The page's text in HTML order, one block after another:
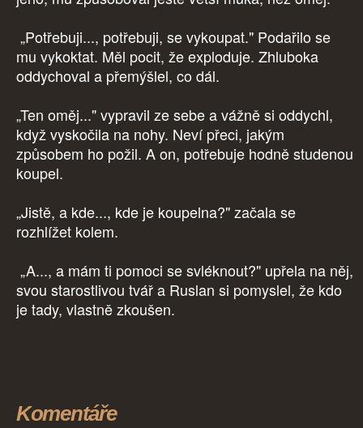
„Potřebuji..., potřebuji, se vykoupat." Podařilo se
mu vykoktat. Měl pocit, že exploduje. Zhluboka
oddychoval a přemýšlel, co dál.
„Ten oměj..." vypravil ze sebe a vážně si oddychl,
když vyskočila na nohy. Neví přeci, jakým
způsobem ho požil. A on, potřebuje hodně studenou
koupel.
„Jistě, a kde..., kde je koupelna?" začala se
rozhlížet kolem.
„A..., a mám ti pomoci se svléknout?" upřela na něj,
svou starostlivou tvář a Ruslan si pomyslel, že kdo
je tady, vlastně zkoušen.
Komentáře